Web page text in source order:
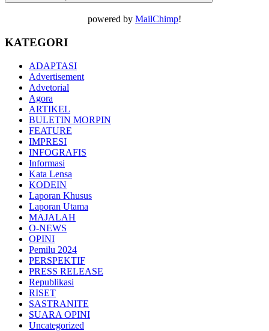
powered by MailChimp!
KATEGORI
ADAPTASI
Advertisement
Advetorial
Agora
ARTIKEL
BULETIN MORPIN
FEATURE
IMPRESI
INFOGRAFIS
Informasi
Kata Lensa
KODEIN
Laporan Khusus
Laporan Utama
MAJALAH
O-NEWS
OPINI
Pemilu 2024
PERSPEKTIF
PRESS RELEASE
Republikasi
RISET
SASTRANITE
SUARA OPINI
Uncategorized